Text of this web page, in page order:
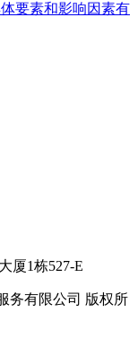
要素和影响因素有
厦1栋527-E
务有限公司 版权所